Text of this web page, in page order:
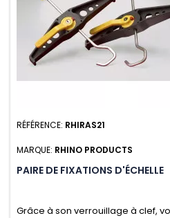
RÉFÉRENCE: RHIRAS21
MARQUE: RHINO PRODUCTS
PAIRE DE FIXATIONS D'ÉCHELLE
Grâce à son verrouillage à clef,